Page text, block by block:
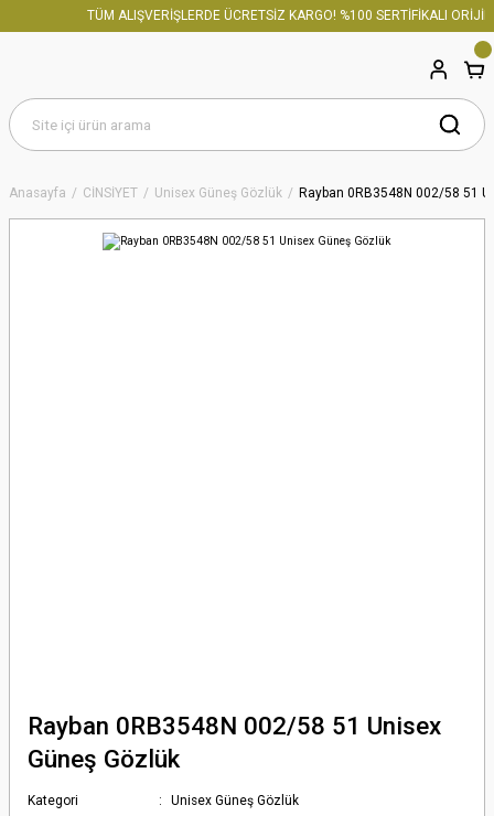
TÜM ALIŞVERİŞLERDE ÜCRETSİZ KARGO! %100 SERTİFİKALI
Anasayfa CİNSİYET Unisex Güneş Gözlük Rayban 0RB3548N 002/58 51
Rayban 0RB3548N 002/58 51 Unisex
Güneş Gözlük
Kategori
Unisex Güneş Gözlük